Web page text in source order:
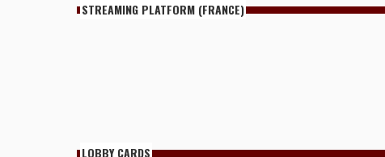
STREAMING PLATFORM (FRANCE)
LOBBY CARDS